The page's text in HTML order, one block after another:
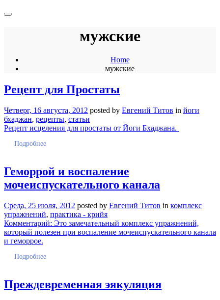
мужские
Home
мужские
Рецепт для Простаты
Четверг, 16 августа, 2012 posted by Евгений Титов in йоги
бхаджан, рецепты, статьи
Рецепт исцеления для простаты от Йоги Бхаджана.
Подробнее
Геморрой и воспаление
мочеиспускательного канала
Среда, 25 июля, 2012 posted by Евгений Титов in комплекс
упражнений, практика - крийя
Комментарий: Это замечательный комплекс упражнений,
который полезен при воспаление мочеиспускательного канала
и геморрое.
Подробнее
Преждевременная эякуляция